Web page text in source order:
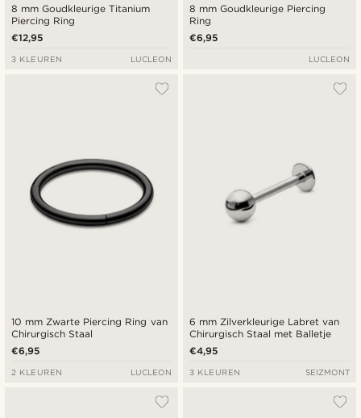
8 mm Goudkleurige Titanium
Piercing Ring
€12,95
3 KLEUREN LUCLEON
8 mm Goudkleurige Piercing
Ring
€6,95
LUCLEON
10 mm Zwarte Piercing Ring van
Chirurgisch Staal
€6,95
2 KLEUREN LUCLEON
6 mm Zilverkleurige Labret van
Chirurgisch Staal met Balletje
€4,95
3 KLEUREN SEIZMONT